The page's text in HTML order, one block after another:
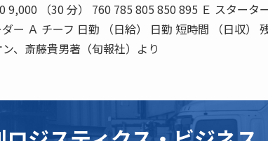
（30 分） 760 785 805 850 895 Ｅ スタータ
ー Ａ チーフ 日勤 （日給） 日勤 短時間 （日収）
、斎藤貴男著（旬報社）より